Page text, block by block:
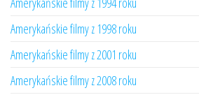
Amerykańskie filmy z 1998 roku
Amerykańskie filmy z 2001 roku
Amerykańskie filmy z 2008 roku